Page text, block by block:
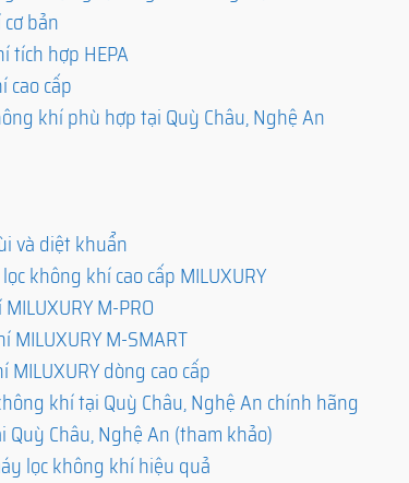
bản
tích hợp HEPA
cao cấp
khí phù hợp tại Quỳ Châu, Nghệ An
và diệt khuẩn
không khí cao cấp MILUXURY
M-PRO
MILUXURY M-SMART
dòng cao cấp
khí tại Quỳ Châu, Nghệ An chính hãng
Quỳ Châu, Nghệ An (tham khảo)
lọc không khí hiệu quả